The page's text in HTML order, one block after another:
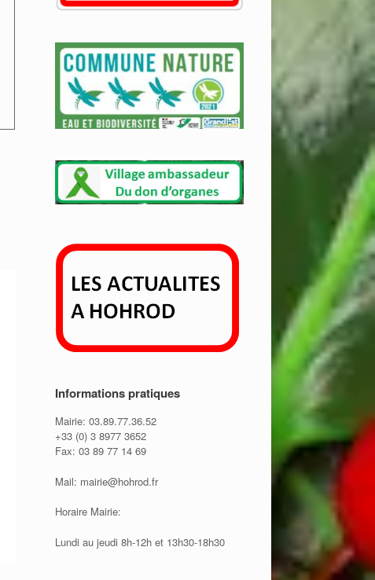
Informations pratiques
Mairie: 03.89.77.36.52
+33 (0) 3 8977 3652
Fax: 03 89 77 14 69
Mail: mairie@hohrod.fr
Horaire Mairie:
Lundi au jeudi 8h-12h et 13h30-18h30